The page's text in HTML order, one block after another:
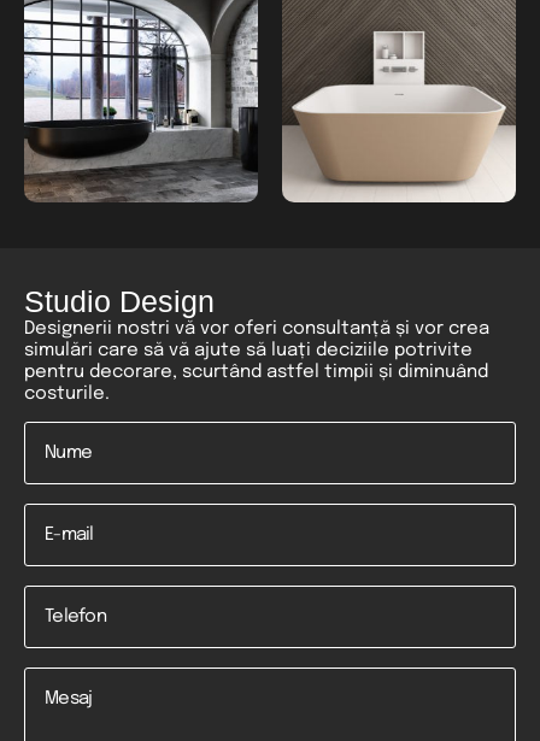
Studio Design
Designerii nostri vă vor oferi consultanță și vor crea
simulări care să vă ajute să luați deciziile potrivite
pentru decorare, scurtând astfel timpii și diminuând
costurile.
Nume
Email
Telefon
Mesaj